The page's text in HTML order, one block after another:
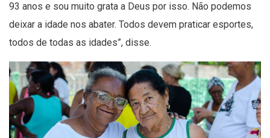
93 anos e sou muito grata a Deus por isso. Não podemos
deixar a idade nos abater. Todos devem praticar esportes,
todos de todas as idades”, disse.